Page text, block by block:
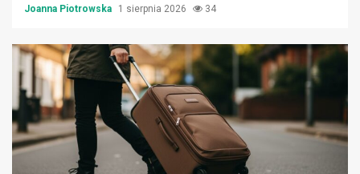
Joanna Piotrowska 1 sierpnia 2026 34